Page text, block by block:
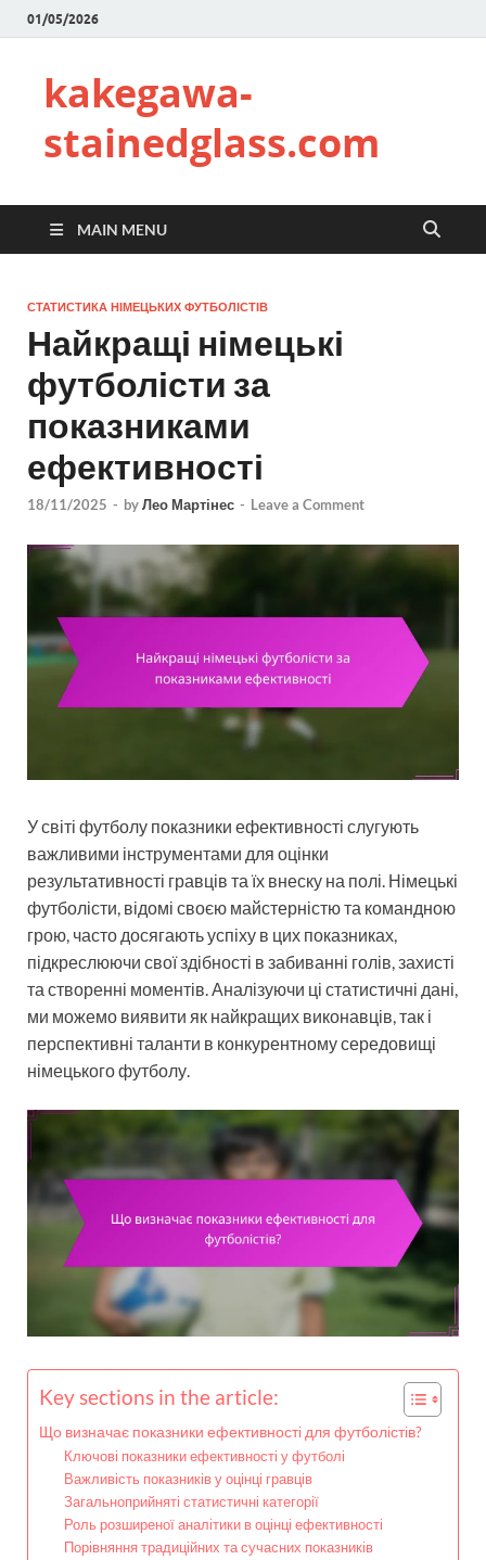
01/05/2026
kakegawa-
stainedglass.com
MAIN MENU
СТАТИСТИКА НІМЕЦЬКИХ ФУТБОЛІСТІВ
Найкращі німецькі
футболісти за
показниками
ефективності
18/11/2025 - byЛео Мартінес - Leave a Comment
У світі футболу показники ефективності слугують
важливими інструментами для оцінки
результативності гравців та їх внеску на полі. Німецькі
футболісти, відомі своєю майстерністю та командною
грою, часто досягають успіху в цих показниках,
підкреслюючи свої здібності в забиванні голів, захисті
та створенні моментів. Аналізуючи ці статистичні дані,
ми можемо виявити як найкращих виконавців, так і
перспективні таланти в конкурентному середовищі
німецького футболу.
Key sections in the article:
Що визначає показники ефективності для футболістів?
Ключові показники ефективності у футболі
Важливість показників у оцінці гравців
Загальноприйняті статистичні категорії
Роль розширеної аналітики в оцінці ефективності
Порівняння традиційних та сучасних показників